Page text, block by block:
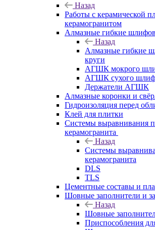
Назад
Работы с керамической
керамогранитом
Алмазные гибкие
Назад
Алмазные гибкие
круги
АГШК мокрого
АГШК сухого
Держатели АГШК
Алмазные коронки и
Гидроизоляция перед
Клей для плитки
Системы выравнивания
керамогранита
Назад
Системы
керамогранита
DLS
TLS
Цементные составы и
Шовные заполнители и
Назад
Шовные
Приспособления